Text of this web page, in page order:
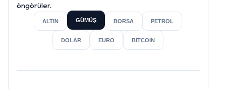
öngörüler.
ALTIN GÜMÜŞ BORSA PETROL
DOLAR EURO BITCOIN